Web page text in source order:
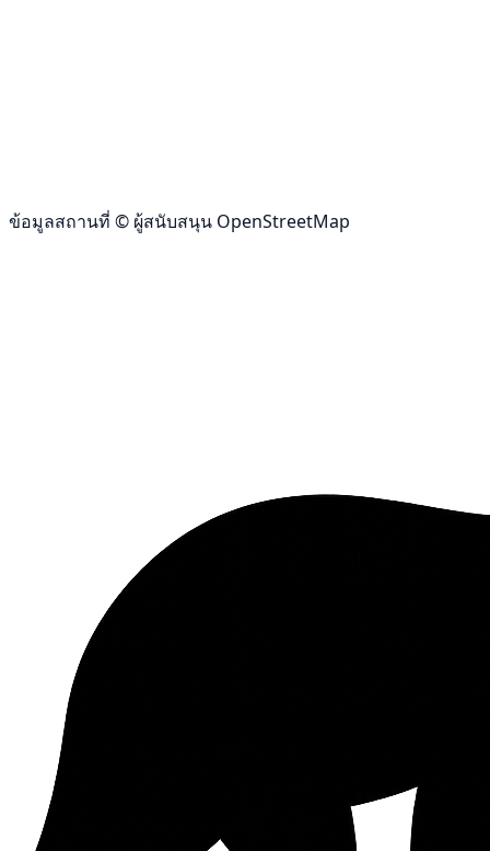
ข้อมูลสถานที่ © ผู้สนับสนุน OpenStreetMap